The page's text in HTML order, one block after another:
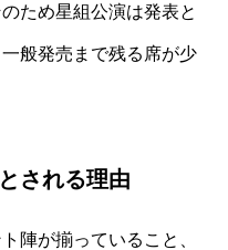
ため星組公演は発表と
般発売まで残る席が少
される理由
陣が揃っていること、